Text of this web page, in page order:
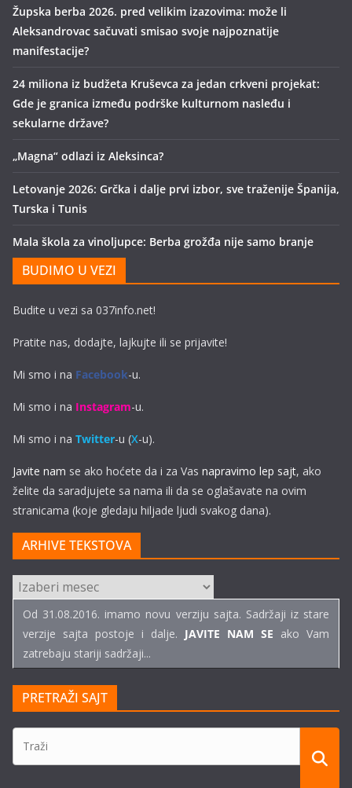
Župska berba 2026. pred velikim izazovima: može li
Aleksandrovac sačuvati smisao svoje najpoznatije
manifestacije?
24 miliona iz budžeta Kruševca za jedan crkveni projekat:
Gde je granica između podrške kulturnom nasleđu i
sekularne države?
„Magna“ odlazi iz Aleksinca?
Letovanje 2026: Grčka i dalje prvi izbor, sve traženije Španija,
Turska i Tunis
Mala škola za vinoljupce: Berba grožđa nije samo branje
BUDIMO U VEZI
Budite u vezi sa 037info.net!
Pratite nas, dodajte, lajkujte ili se prijavite!
Mi smo i na Facebook-u.
Mi smo i na Instagram-u.
Mi smo i na Twitter-u (X-u).
Javite nam se ako hoćete da i za Vas napravimo lep sajt, ako
želite da saradjujete sa nama ili da se oglašavate na ovim
stranicama (koje gledaju hiljade ljudi svakog dana).
ARHIVE TEKSTOVA
ARHIVE
TEKSTOVA
Od 31.08.2016. imamo novu verziju sajta. Sadržaji iz stare
verzije sajta postoje i dalje. JAVITE NAM SE ako Vam
zatrebaju stariji sadržaji...
PRETRAŽI SAJT